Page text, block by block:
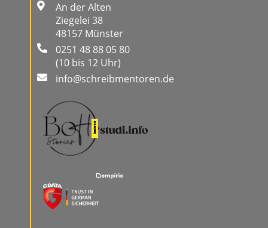
An der Alten
Ziegelei 38
48157 Münster
0251 48 88 05 80
(10 bis 12 Uhr)
info@schreibmentoren.de